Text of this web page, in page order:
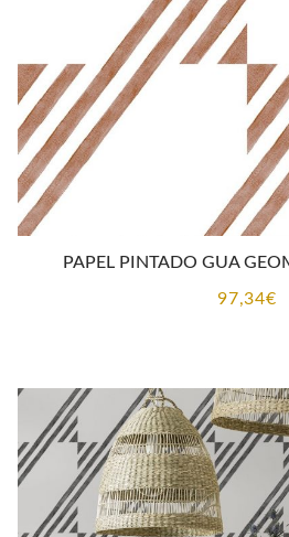
PAPEL PINTADO GUA
97,34€